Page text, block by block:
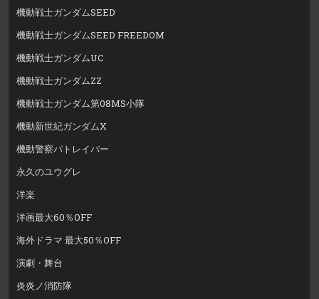
機動戦士ガンダムSEED
機動戦士ガンダムSEED FREEDOM
機動戦士ガンダムUC
機動戦士ガンダムZZ
機動戦士ガンダム第08MS小隊
機動新世紀ガンダムX
機動警察パトレイバー
永久のユウグレ
洋楽
洋画最大60％OFF
海外ドラマ 最大50％OFF
演劇・舞台
炎炎ノ消防隊